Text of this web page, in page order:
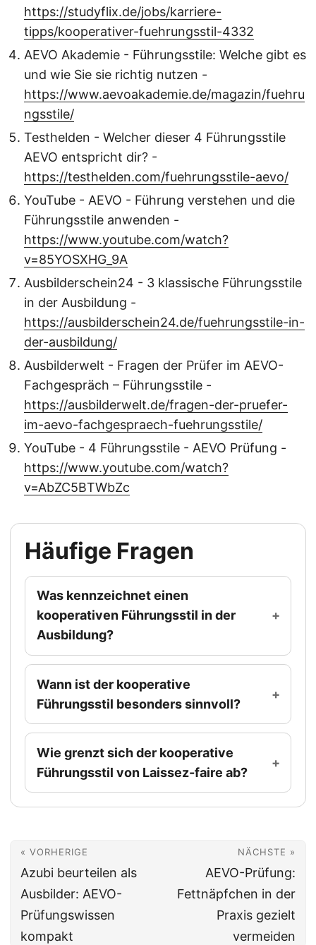
https://studyflix.de/jobs/karriere-
tipps/kooperativer-fuehrungsstil-4332
AEVO Akademie - Führungsstile: Welche gibt es
und wie Sie sie richtig nutzen -
https://www.aevoakademie.de/magazin/fuehru
ngsstile/
Testhelden - Welcher dieser 4 Führungsstile
AEVO entspricht dir? -
https://testhelden.com/fuehrungsstile-aevo/
YouTube - AEVO - Führung verstehen und die
Führungsstile anwenden -
https://www.youtube.com/watch?
v=85YOSXHG_9A
Ausbilderschein24 - 3 klassische Führungsstile
in der Ausbildung -
https://ausbilderschein24.de/fuehrungsstile-in-
der-ausbildung/
Ausbilderwelt - Fragen der Prüfer im AEVO-
Fachgespräch – Führungsstile -
https://ausbilderwelt.de/fragen-der-pruefer-
im-aevo-fachgespraech-fuehrungsstile/
YouTube - 4 Führungsstile - AEVO Prüfung -
https://www.youtube.com/watch?
v=AbZC5BTWbZc
Häufige Fragen
Was kennzeichnet einen
kooperativen Führungsstil in der
Ausbildung?
Wann ist der kooperative
Führungsstil besonders sinnvoll?
Wie grenzt sich der kooperative
Führungsstil von Laissez-faire ab?
« VORHERIGE
Azubi beurteilen als
Ausbilder: AEVO-
Prüfungswissen
kompakt
NÄCHSTE »
AEVO-Prüfung:
Fettnäpfchen in der
Praxis gezielt
vermeiden